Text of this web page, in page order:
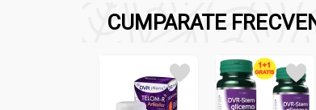
CUMPARATE